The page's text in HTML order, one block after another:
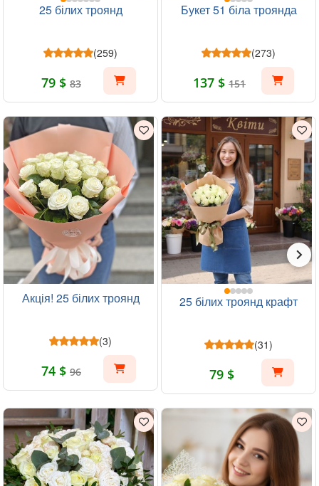
25 білих троянд
(259)
79 $ 83
Букет 51 біла троянда
(273)
137 $ 151
Акція! 25 білих троянд
(3)
74 $ 96
25 білих троянд крафт
(31)
79 $